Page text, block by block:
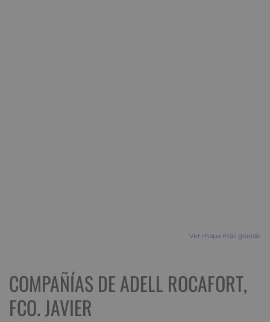
Ver mapa más grande
COMPAÑÍAS DE ADELL ROCAFORT,
FCO. JAVIER